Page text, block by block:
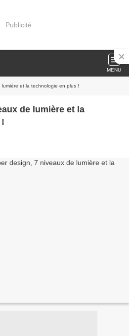
Publicité
MENU
et la technologie en plus !
de lumière et la